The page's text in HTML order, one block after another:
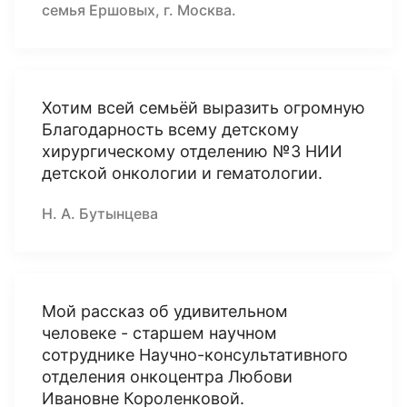
семья Ершовых, г. Москва.
Хотим всей семьёй выразить огромную
Благодарность всему детскому
хирургическому отделению №3 НИИ
детской онкологии и гематологии.
Н. А. Бутынцева
Мой рассказ об удивительном
человеке - старшем научном
сотруднике Научно-консультативного
отделения онкоцентра Любови
Ивановне Короленковой.